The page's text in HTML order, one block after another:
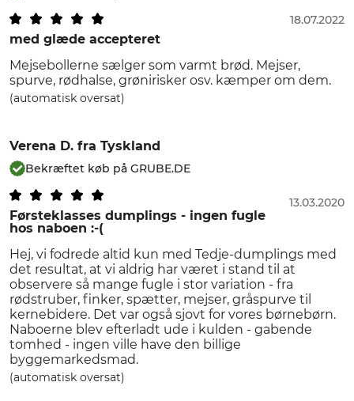
med glæde accepteret
18.07.2022
Mejsebollerne sælger som varmt brød. Mejser,
spurve, rødhalse, grønirisker osv. kæmper om dem.
(automatisk oversat)
Verena D. fra Tyskland
Bekræftet køb på GRUBE.DE
Førsteklasses dumplings - ingen fugle
hos naboen :-(
13.03.2020
Hej, vi fodrede altid kun med Tedje-dumplings med
det resultat, at vi aldrig har været i stand til at
observere så mange fugle i stor variation - fra
rødstruber, finker, spætter, mejser, gråspurve til
kernebidere. Det var også sjovt for vores børnebørn.
Naboerne blev efterladt ude i kulden - gabende
tomhed - ingen ville have den billige
byggemarkedsmad.
(automatisk oversat)